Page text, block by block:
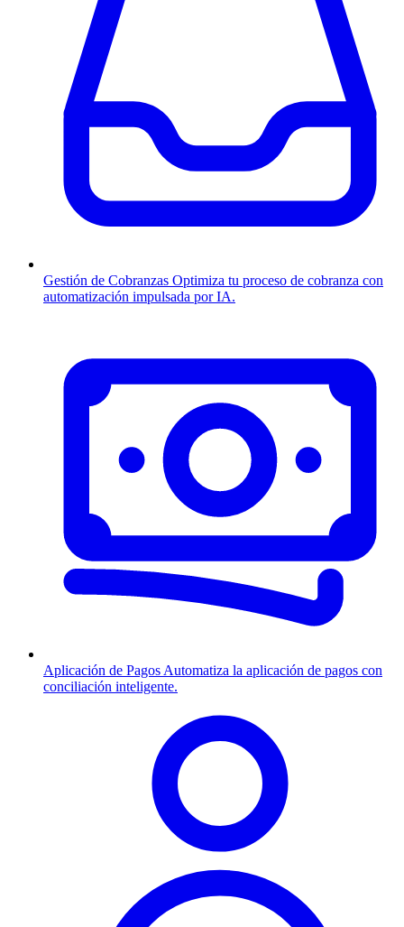
Gestión de Cobranzas Optimiza tu proceso de cobranza con
automatización impulsada por IA.
Aplicación de Pagos Automatiza la aplicación de pagos con
conciliación inteligente.